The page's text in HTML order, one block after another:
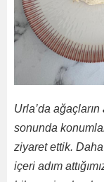
Urla’da
sonunda
ziyaret ettik.
içeri adım